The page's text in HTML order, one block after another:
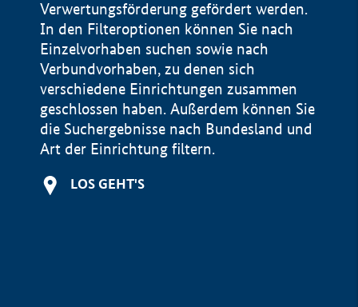
Verwertungsförderung gefördert werden.
In den Filteroptionen können Sie nach
Einzelvorhaben suchen sowie nach
Verbundvorhaben, zu denen sich
verschiedene Einrichtungen zusammen
geschlossen haben. Außerdem können Sie
die Suchergebnisse nach Bundesland und
Art der Einrichtung filtern.
LOS GEHT'S